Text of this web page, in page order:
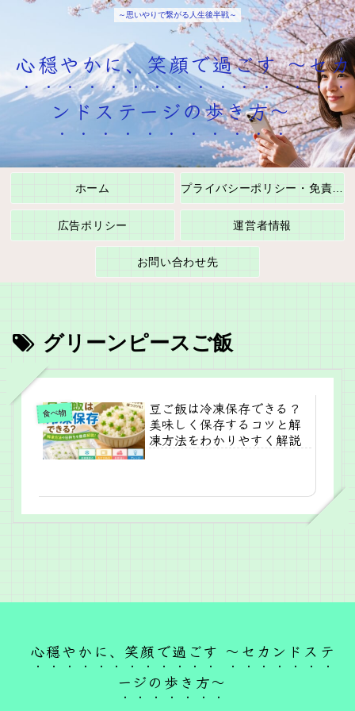
～思いやりで繋がる人生後半戦～
心穏やかに、笑顔で過ごす ～セカ
ンドステージの歩き方～
ホーム
広告ポリシー 運営者情報
お問い合わせ先
グリーンピースご飯
食べ物
豆ご飯は冷凍保存できる？
美味しく保存するコツと解
凍方法をわかりやすく解説
心穏やかに、笑顔で過ごす ～セカンドステ
ージの歩き方～